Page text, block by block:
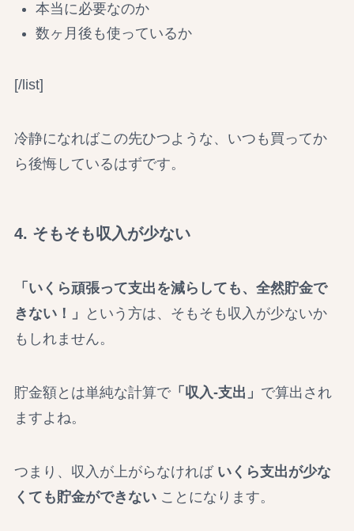
本当に必要なのか
数ヶ月後も使っているか
[/list]
冷静になればこの先ひつような、いつも買ってか
ら後悔しているはずです。
4. そもそも収入が少ない
「いくら頑張って支出を減らしても、全然貯金で
きない！」
という方は、そもそも収入が少ないか
もしれません。
貯金額とは単純な計算で「収入-支出」 で算出され
ますよね。
つまり、収入が上がらなければ いくら支出が少な
くても貯金ができない ことになります。